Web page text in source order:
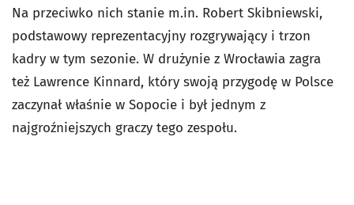
Na przeciwko nich stanie m.in. Robert Skibniewski,
podstawowy reprezentacyjny rozgrywający i trzon
kadry w tym sezonie. W drużynie z Wrocławia zagra
też Lawrence Kinnard, który swoją przygodę w Polsce
zaczynał właśnie w Sopocie i był jednym z
najgroźniejszych graczy tego zespołu.